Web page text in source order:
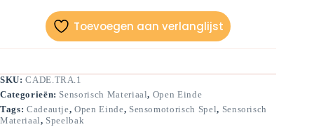
Toevoegen aan verlanglijst
SKU:CADE.TRA.1
Categorieën: Sensorisch Materiaal, Open Einde
Tags: Cadeautje,Open Einde, Sensomotorisch Spel, Sensorisch
Materiaal, Speelbak